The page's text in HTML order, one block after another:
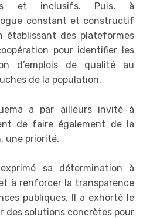
et inclusifs. Puis, à
constant et constructif
établissant des plateformes
pour identifier les
d’emplois de qualité au
de la population.
a par ailleurs invité à
de faire également de la
une priorité.
sa détermination à
à renforcer la transparence
publiques. Il a exhorté le
des solutions concrètes pour